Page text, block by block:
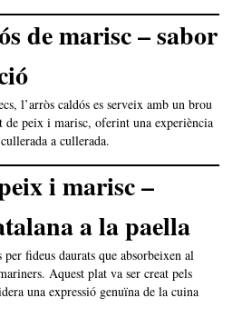
de marisc – sabor
l’arròs caldós es serveix amb un brou
peix i marisc, oferint una experiència
a cullerada.
i marisc –
a la paella
fideus daurats que absorbeixen al
Aquest plat va ser creat pels
una expressió genuïna de la cuina